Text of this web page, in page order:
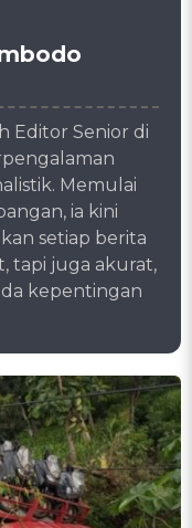
Editor Senior di
Memulai
ia kini
setiap berita
tapi juga akurat,
kepentingan